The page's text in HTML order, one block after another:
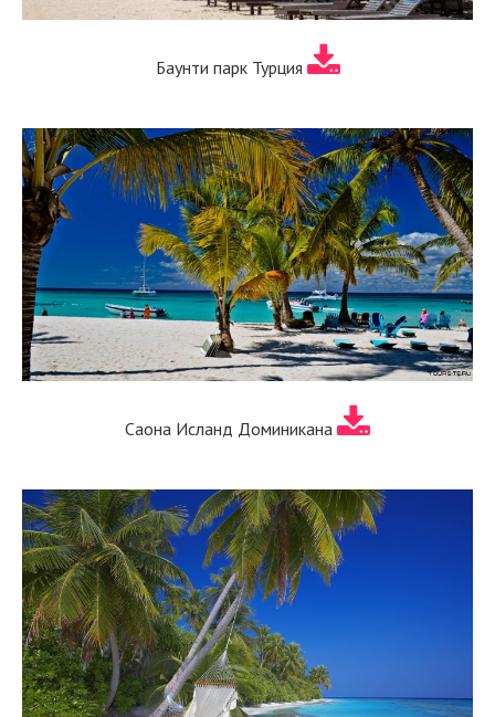
Баунти парк Турция
Саона Исланд Доминикана